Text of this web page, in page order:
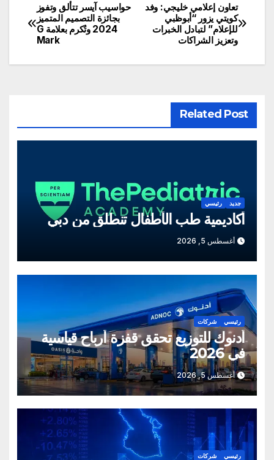
تصفّح
المقالات
حواسيب آيسر تتألق وتفوز
بجائزة التصميم المتميز
2024 وتُكرم بعلامة G
Mark
تعاون إعلامي خليجي: وفد
كويتي يزور “أبوظبي
للإعلام” لتبادل الخبرات
وتعزيز الشراكات
Related Post
جديد رئيسي
أكاديمية طب الأطفال تنطلق من دبي
أغسطس 5, 2026
رئيسي شركات
أدنوك للتوزيع تحقق قفزة أرباح قياسية
في 2026
أغسطس 5, 2026
رئيسي شركات